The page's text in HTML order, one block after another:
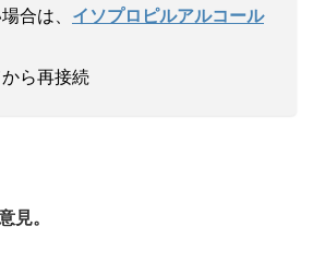
合は、 イソプロピルアルコール
ら再接続
見。